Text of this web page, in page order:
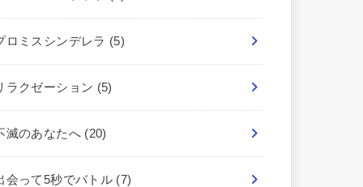
ロミスシンデレラ (5)
ラクゼーション (5)
滅のあなたへ (20)
会って5秒でバトル (7)